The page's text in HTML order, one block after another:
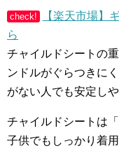
check!
【楽天市場】
ら
チャイルドシートの
ンドルがぐらつきに
がない人でも安定し
チャイルドシートは
子供でもしっかり着